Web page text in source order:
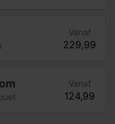
Vanaf
229,99
Vanaf
124,99